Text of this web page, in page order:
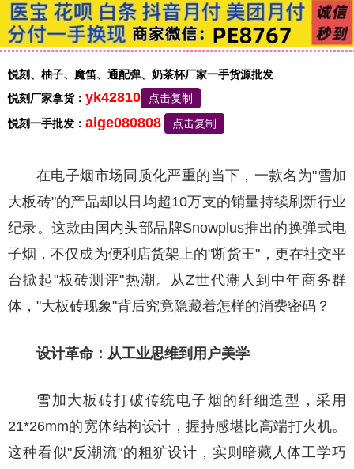
悦刻、柚子、魔笛、通配弹、奶茶杯厂家一手货源批发
悦刻厂家拿货： yk42810
点击复制
悦刻一手批发： aige080808 点击复制
在电子烟市场同质化严重的当下，一款名为"雪加
大板砖"的产品却以日均超10万支的销量持续刷新行业
纪录。这款由国内头部品牌Snowplus推出的换弹式电
子烟，不仅成为便利店货架上的"断货王"，更在社交平
台掀起"板砖测评"热潮。从Z世代潮人到中年商务群
体，"大板砖现象"背后究竟隐藏着怎样的消费密码？
设计革命：从工业思维到用户美学
雪加大板砖打破传统电子烟的纤细造型，采用
21*26mm的宽体结构设计，握持感堪比高端打火机。
这种看似"反潮流"的粗犷设计，实则暗藏人体工学巧